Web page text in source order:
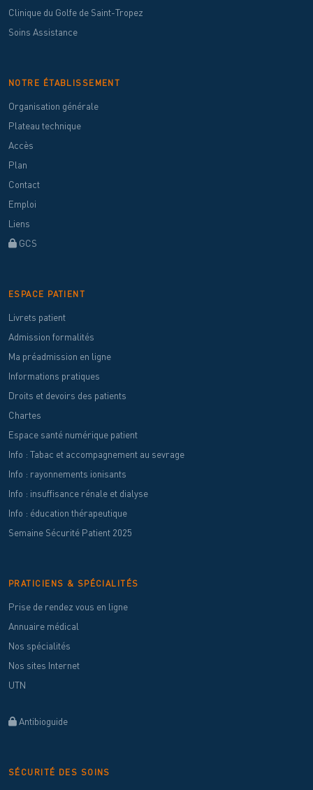
Clinique du Golfe de Saint-Tropez
Soins Assistance
NOTRE ÉTABLISSEMENT
Organisation générale
Plateau technique
Accès
Plan
Contact
Emploi
Liens
GCS
ESPACE PATIENT
Livrets patient
Admission formalités
Ma préadmission en ligne
Informations pratiques
Droits et devoirs des patients
Chartes
Espace santé numérique patient
Info : Tabac et accompagnement au sevrage
Info : rayonnements ionisants
Info : insuffisance rénale et dialyse
Info : éducation thérapeutique
Semaine Sécurité Patient 2025
PRATICIENS & SPÉCIALITÉS
Prise de rendez vous en ligne
Annuaire médical
Nos spécialités
Nos sites Internet
UTN
Antibioguide
SÉCURITÉ DES SOINS